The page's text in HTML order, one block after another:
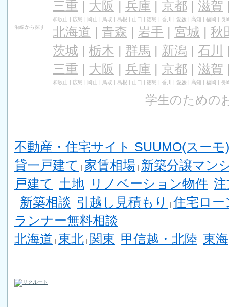
三重
大阪 兵庫 京都 滋賀
和歌山 | 広島 | 岡山 | 鳥取 | 島根 | 山口 | 徳島 | 香川 | 愛媛 | 高知 | 福岡 | 長
沿線から探す
北海道 青森 岩手 宮城
秋
茨城
栃木 群馬 新潟 石川
三重
大阪 兵庫 京都 滋賀
和歌山 | 広島 | 岡山 | 鳥取 | 島根 | 山口 | 徳島 | 香川 | 愛媛 | 高知 | 福岡 | 長
学生のための
不動産・住宅サイト SUUMO(スーモ)
貸一戸建て 家賃相場 新築分譲マン
戸建て
土地 リノベーション物件
新築相談 引越し見積もり
住宅ロー
ランナー無料相談
北海道 東北 関東 甲信越・北陸 東海